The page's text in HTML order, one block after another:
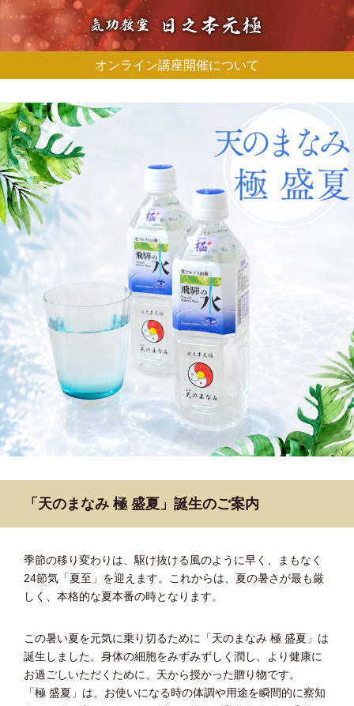
オンライン講座開催について
「天のまなみ 極 盛夏」誕生のご案内
季節の移り変わりは、駆け抜ける風のように早く、まもなく
24節気「夏至」を迎えます。これからは、夏の暑さが最も厳
しく、本格的な夏本番の時となります。
この暑い夏を元気に乗り切るために「天のまなみ 極 盛夏」は
誕生しました。身体の細胞をみずみずしく潤し、より健康に
お過ごしいただくために、天から授かった贈り物です。
「極 盛夏」は、お使いになる時の体調や用途を瞬間的に察知